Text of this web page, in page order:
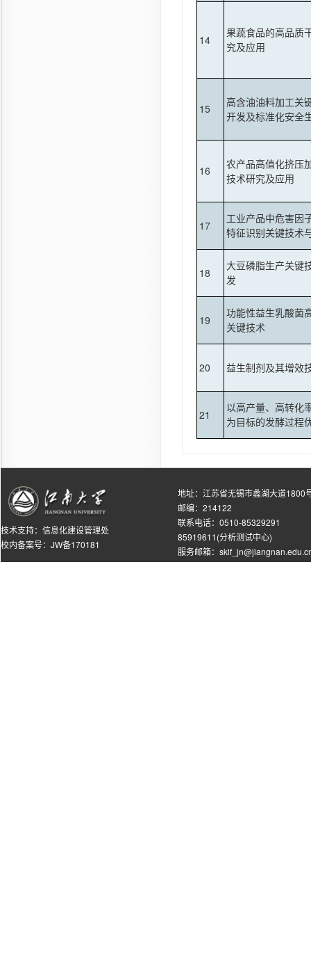
14
果蔬食品的高品质
究及应用
15
高含油油料加工关
开发及标准化安全
16
农产品高值化挤压
技术研究及应用
17
工业产品中危害因
特征识别关键技术
18
大豆磷脂生产关键
发
19
功能性益生乳酸菌
关键技术
20 益生制剂及其增效
21
以高产量、高转化
为目标的发酵过程
技术支持： 信息化建设管理处
校内备案号：JW备170181
地址：江苏省无锡市蠡湖大道1800
邮编：214122
联系电话：0510-85329291
85919611(分析测试中心)
服务邮箱：